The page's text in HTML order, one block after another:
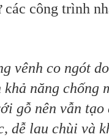
công trình
vênh co ngót
năng chống
gỗ nên vẫn tạo
dễ lau chùi và